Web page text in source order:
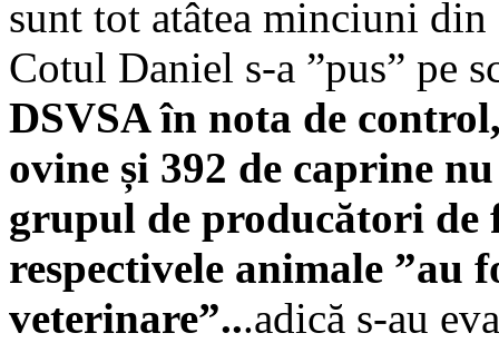
sunt tot atâtea minciuni
Cotul Daniel s-a ”pus” pe
DSVSA în nota de
ovine și 392 de caprine
grupul de producători de
respectivele animale ”au
veterinare”...adică s-au